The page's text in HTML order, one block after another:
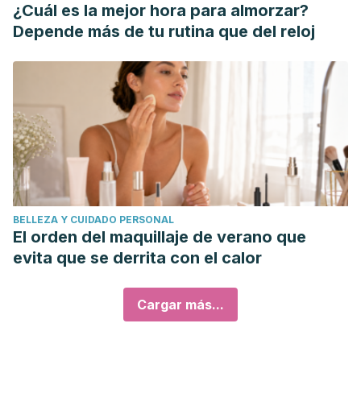
¿Cuál es la mejor hora para almorzar?
Depende más de tu rutina que del reloj
BELLEZA Y CUIDADO PERSONAL
El orden del maquillaje de verano que
evita que se derrita con el calor
Cargar más...